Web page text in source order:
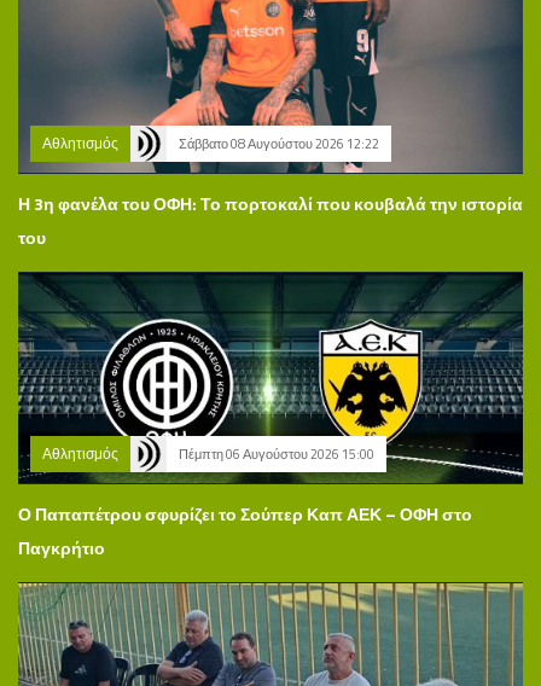
Αθλητισμός Σάββατο 08 Αυγούστου 2026 12:22
Η 3η φανέλα του ΟΦΗ: Το πορτοκαλί που κουβαλά την ιστορία
του
Αθλητισμός Πέμπτη 06 Αυγούστου 2026 15:00
Ο Παπαπέτρου σφυρίζει το Σούπερ Καπ ΑΕΚ – ΟΦΗ στο
Παγκρήτιο